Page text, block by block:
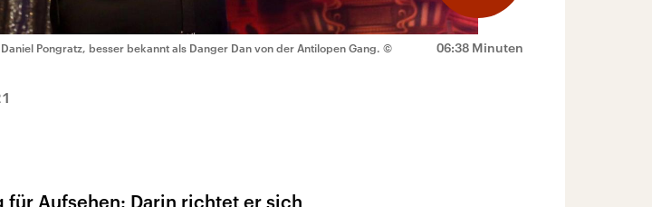
06:38 Minuten
Pongratz, besser bekannt als Danger Dan von der Antilopen Gang. ©
für Aufsehen: Darin richtet er sich